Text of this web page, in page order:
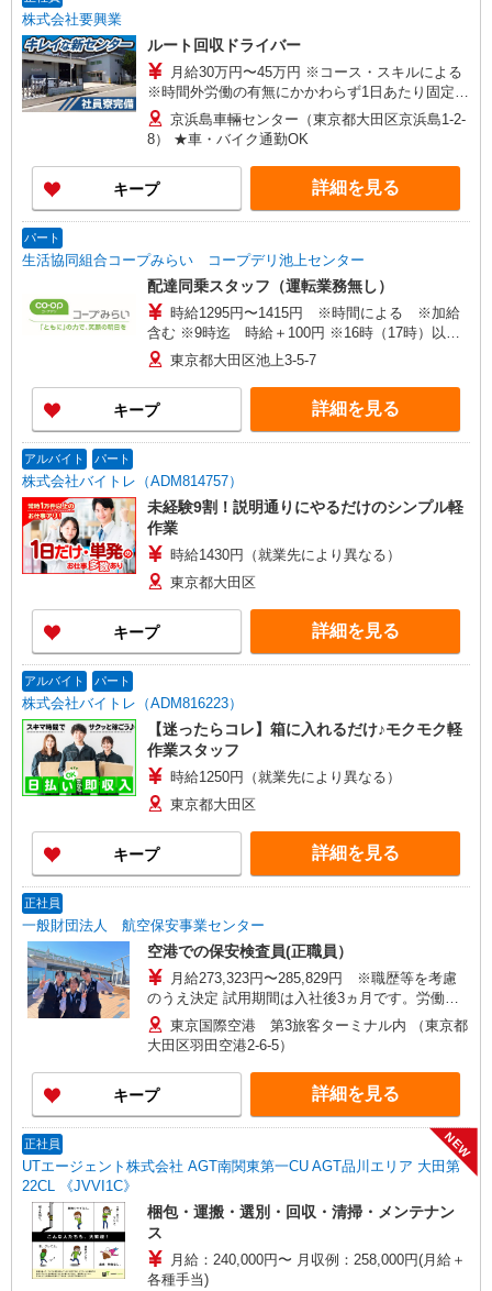
株式会社要興業
ルート回収ドライバー
月給30万円〜45万円 ※コース・スキルによる
※時間外労働の有無にかかわらず1日あたり固定残
業2h/3,475円分含む（超過分は別途支給） ※見習
い期間3ヵ月間：日給13,800円
京浜島車輛センター（東京都大田区京浜島1-2-
8） ★車・バイク通勤OK
キープ 詳細を見る
パート
生活協同組合コープみらい コープデリ池上センター
配達同乗スタッフ（運転業務無し）
時給1295円〜1415円 ※時間による ※加給
含む ※9時迄 時給＋100円 ※16時（17時）以
降 時給＋120円 ※祝日 時給＋150円
東京都大田区池上3-5-7
キープ 詳細を見る
アルバイト パート
株式会社バイトレ（ADM814757）
未経験9割！説明通りにやるだけのシンプル軽
作業
時給1430円（就業先により異なる）
東京都大田区
キープ 詳細を見る
アルバイト パート
株式会社バイトレ（ADM816223）
【迷ったらコレ】箱に入れるだけ♪モクモク軽
作業スタッフ
時給1250円（就業先により異なる）
東京都大田区
キープ 詳細を見る
正社員
一般財団法人 航空保安事業センター
空港での保安検査員(正職員）
月給273,323円〜285,829円 ※職歴等を考慮
のうえ決定 試用期間は入社後3ヵ月です。労働条
件の変更はありません。
東京国際空港 第3旅客ターミナル内 （東京都
大田区羽田空港2-6-5）
キープ 詳細を見る
正社員
UTエージェント株式会社 AGT南関東第一CU AGT品川エリア 大田第
22CL 《JVVI1C》
NEW
梱包・運搬・選別・回収・清掃・メンテナン
ス
月給：240,000円〜 月収例：258,000円(月給＋
各種手当)